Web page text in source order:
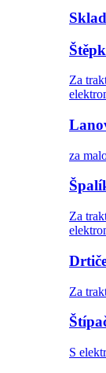
Za
za
Za
Za
S